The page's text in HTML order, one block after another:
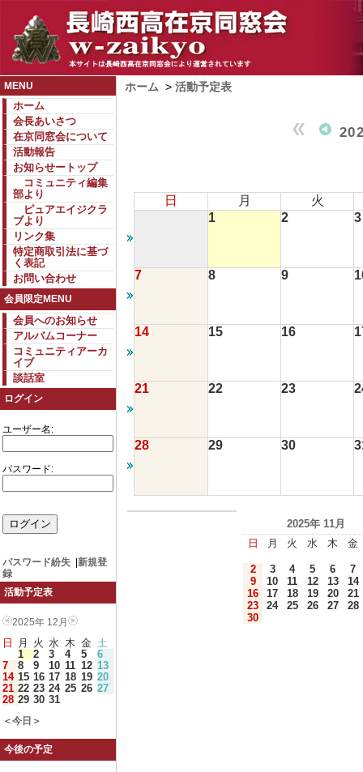
MENU
ホーム
会長あいさつ
在京同窓会について
活動報告
お知らせートップ
コミュニティ編集
部より
ピュアエイジクラ
ブより
リンク集
特定商取引法に基づ
く表記
お問い合わせ
会員限定MENU
会員へのお知らせ
アルバムコーナー
コミュニティアーカ
イブ
談話室
ログイン
ユーザー名:
パスワード:
パスワード紛失
新規登
録
活動予定表
2025年 12月
日 月 火 水 木 金 土
1
2 3 4 5
6
7
8 9 10 11 12 13
14 15 16 17 18 19 20
21 22 23 24 25 26 27
28 29 30 31
＜今日＞
今後の予定
ホーム > 活動予定表
日 月
火
1
2 3
7 8 9
14 15 16
21 22 23
28 29 30
2025年 11月
日
月 火 水 木 金
2 3 4 5 6
7
9
10 11 12 13
14
16
17 18 19 20
21
23
24 25 26 27
28
30